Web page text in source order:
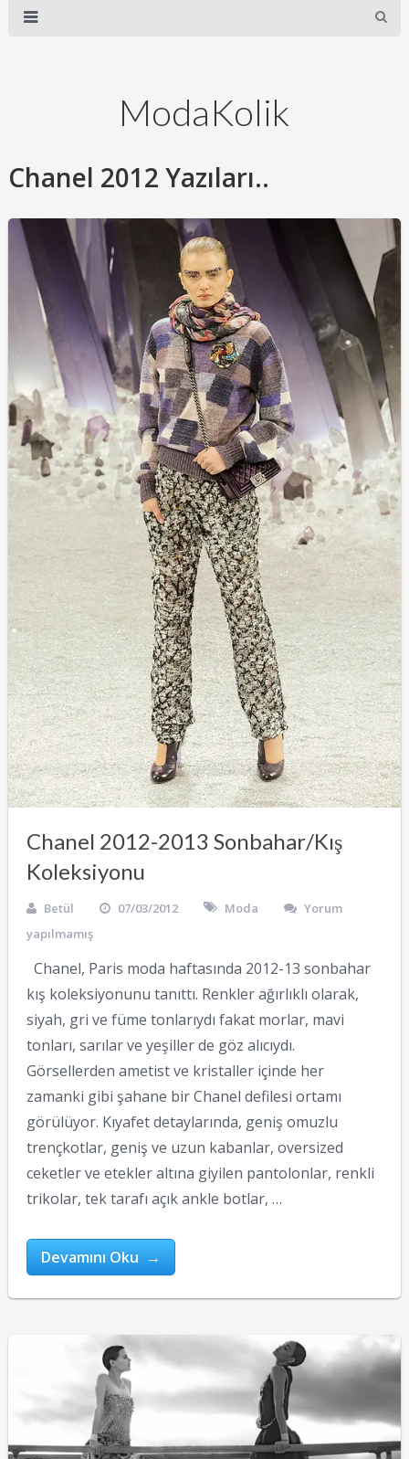
ModaKolik
Chanel 2012 Yazıları..
Chanel 2012-2013 Sonbahar/Kış
Koleksiyonu
Betül 07/03/2012 Moda
Yorum
yapılmamış
Chanel, Paris moda haftasında 2012-13 sonbahar
kış koleksiyonunu tanıttı. Renkler ağırlıklı olarak,
siyah, gri ve füme tonlarıydı fakat morlar, mavi
tonları, sarılar ve yeşiller de göz alıcıydı.
Görsellerden ametist ve kristaller içinde her
zamanki gibi şahane bir Chanel defilesi ortamı
görülüyor. Kıyafet detaylarında, geniş omuzlu
trençkotlar, geniş ve uzun kabanlar, oversized
ceketler ve etekler altına giyilen pantolonlar, renkli
trikolar, tek tarafı açık ankle botlar, …
Devamını Oku →